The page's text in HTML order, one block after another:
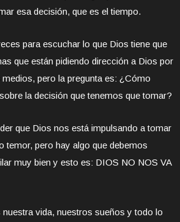
esa decisión, que es el tiempo.
para escuchar lo que Dios tiene que
que están pidiendo dirección a Dios por
pero la pregunta es: ¿Cómo
la decisión que tenemos que tomar?
que Dios nos está impulsando a tomar
temor, pero hay algo que debemos
muy bien y esto es: DIOS NO NOS VA
vida, nuestros sueños y todo lo